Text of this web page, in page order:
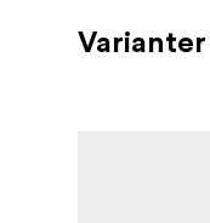
Varianter